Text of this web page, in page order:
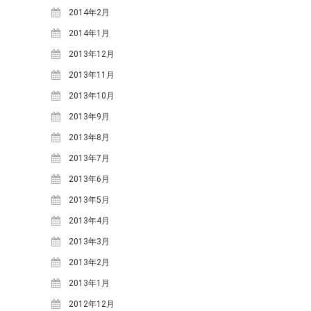
2014年2月
2014年1月
2013年12月
2013年11月
2013年10月
2013年9月
2013年8月
2013年7月
2013年6月
2013年5月
2013年4月
2013年3月
2013年2月
2013年1月
2012年12月